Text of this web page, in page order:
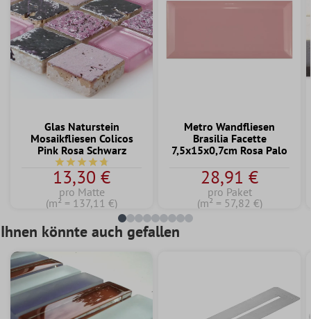
Glas Naturstein
Mosaikfliesen Colicos
Pink Rosa Schwarz
Durchschnittliche Bewertung von 4.7 von 5 Sternen
13,30 €
pro Matte
(m² = 137,11 €)
Metro Wandfliesen
Brasilia Facette
7,5x15x0,7cm Rosa Palo
28,91 €
pro Paket
(m² = 57,82 €)
Ihnen könnte auch gefallen